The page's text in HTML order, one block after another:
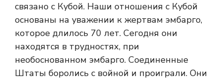
связано с Кубой. Наши отношения с Кубой
основаны на уважении к жертвам эмбарго,
которое длилось 70 лет. Сегодня они
находятся в трудностях, при
необоснованном эмбарго. Соединенные
Штаты боролись с войной и проиграли. Они